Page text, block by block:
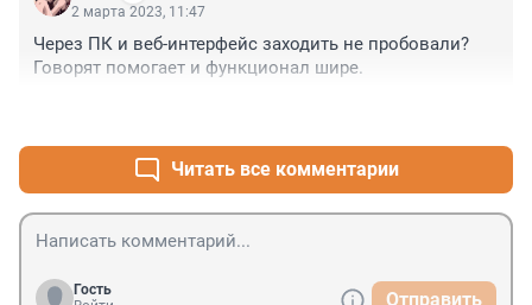
2 марта 2023, 11:47
Через ПК и веб-интерфейс заходить не пробовали?
Говорят помогает и функционал шире.
Читать все комментарии
Гость
Отправить